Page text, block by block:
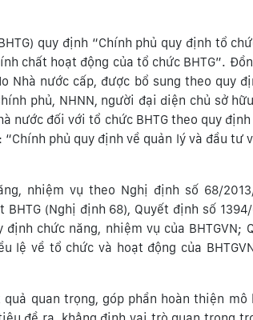
quy định “Chính phủ quy định tổ
chất hoạt động của tổ chức BHTG”.
Nhà nước cấp, được bổ sung theo quy
phủ, NHNN, người đại diện chủ sở
nước đối với tổ chức BHTG theo quy
phủ quy định về quản lý và đầu tư
nhiệm vụ theo Nghị định số 68/
(Nghị định 68), Quyết định số
chức năng, nhiệm vụ của BHTGVN;
lệ về tổ chức và hoạt động của
quan trọng, góp phần hoàn thiện mô